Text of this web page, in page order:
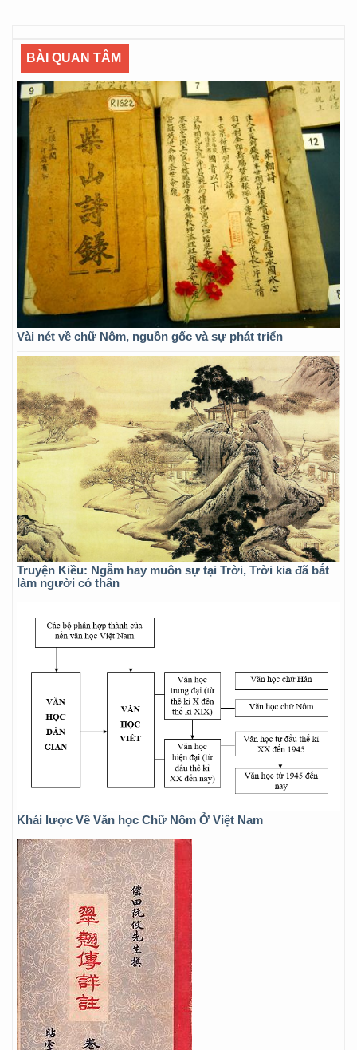
BÀI QUAN TÂM
Vài nét về chữ Nôm, nguồn gốc và sự phát triển
Truyện Kiều: Ngẫm hay muôn sự tại Trời, Trời kia đã bắt
làm người có thân
Khái lược Về Văn học Chữ Nôm Ở Việt Nam